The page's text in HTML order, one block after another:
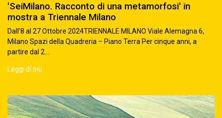
'SeiMilano. Racconto di una metamorfosi' in
mostra a Triennale Milano
Dall’8 al 27 Ottobre 2024TRIENNALE MILANO Viale Alemagna 6,
Milano Spazi della Quadreria – Piano Terra Per cinque anni, a
partire dal 2...
Leggi di più